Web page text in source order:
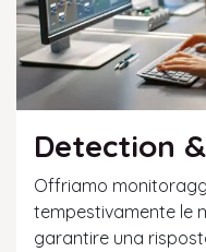
Detection
Offriamo
tempestivamente le
garantire una